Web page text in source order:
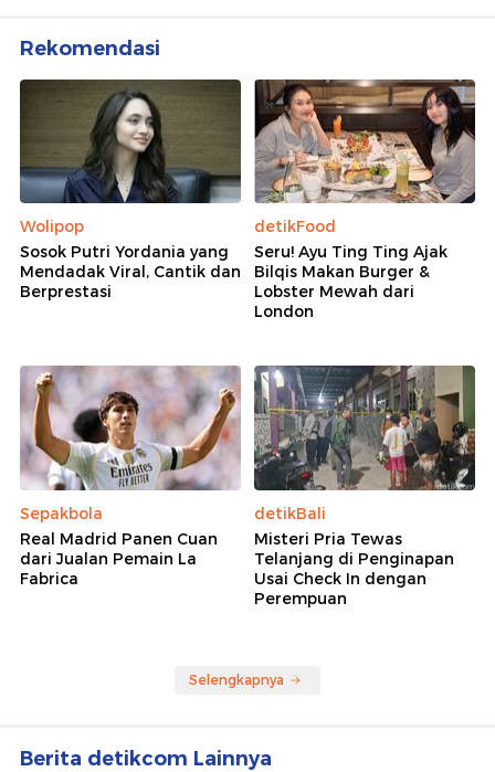
Rekomendasi
Wolipop
Sosok Putri Yordania yang
Mendadak Viral, Cantik dan
Berprestasi
detikFood
Seru! Ayu Ting Ting Ajak
Bilqis Makan Burger &
Lobster Mewah dari
London
Sepakbola
Real Madrid Panen Cuan
dari Jualan Pemain La
Fabrica
detikBali
Misteri Pria Tewas
Telanjang di Penginapan
Usai Check In dengan
Perempuan
Selengkapnya
Berita detikcom Lainnya